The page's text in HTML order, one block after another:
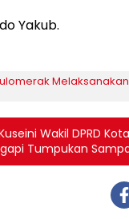
Yakub.
Wakil DPRD
Tumpukan
Kota Metro